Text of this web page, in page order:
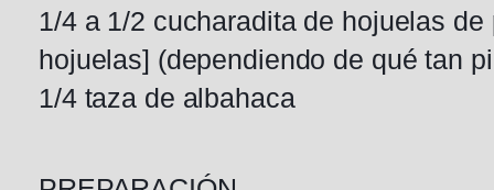
1/4 a 1/2 cucharadita de hojuelas
hojuelas] (dependiendo de qué tan
1/4 taza de albahaca